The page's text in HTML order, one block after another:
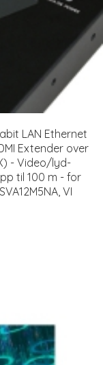
LAN Ethernet
Extender over
- Video/lyd-
til 100 m - for
VI